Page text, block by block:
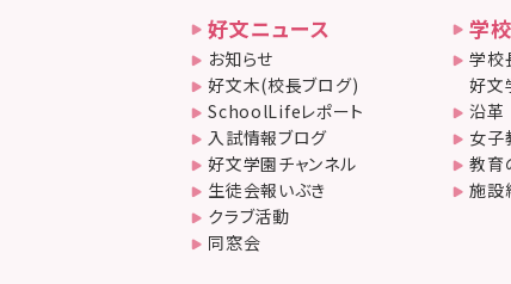
好文ニュース
お知らせ
好文木(校長ブログ)
SchoolLifeレポート
入試情報ブログ
好文学園チャンネル
生徒会報いぶき
クラブ活動
同窓会
学
学校
好文
沿革
女子
教育
施設